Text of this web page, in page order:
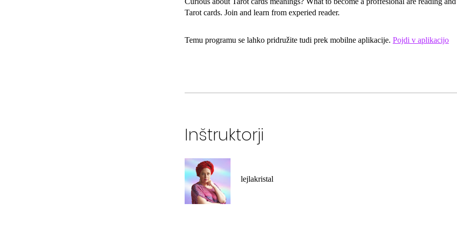
Temu programu se lahko pridružite tudi prek mobilne aplikacije. Pojdi v aplikacijo
Inštruktorji
lejlakristal